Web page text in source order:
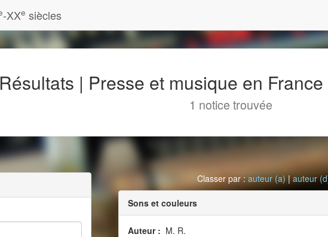
-XXe siècles
Résultats | Presse et musique en
1 notice trouvée
Classer par :auteur (a)|auteur
Sons et couleurs
Auteur : M. R.